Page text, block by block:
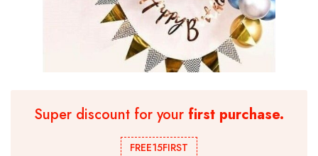
Ballongirlande Geburtstag Ballonbogen Kit Chrom
Super discount for yourfirst purchase.
FREE15FIRST